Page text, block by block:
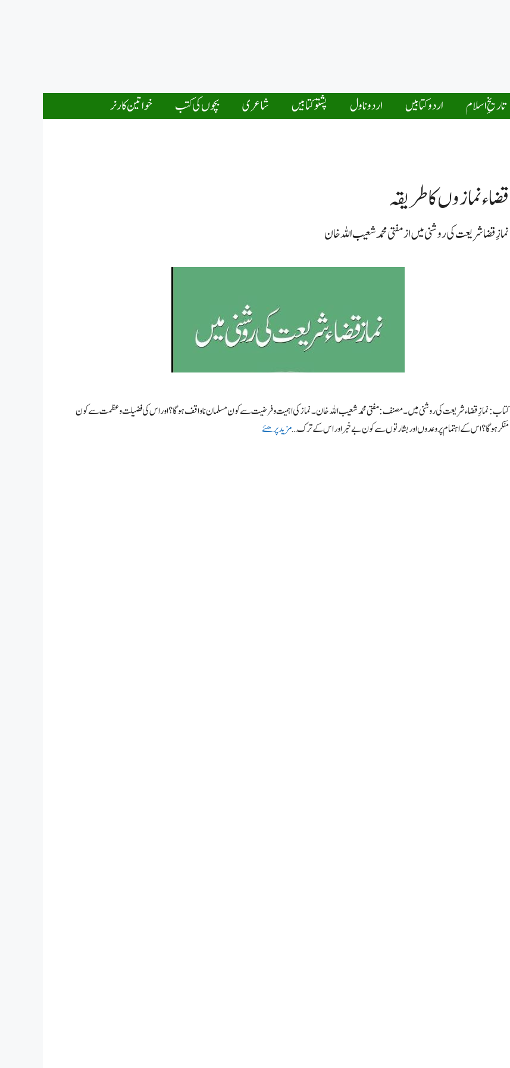
تاریخِ اسلام اردو کتابیں اردو ناول پشتو کتابیں شاعری بچوں کی کتب خواتین کارنر
قضاء نمازوں کا طریقہ
نمازِ قضا شریعت کی روشنی میں از مفتی محمد شعیب اللہ خان
کتاب : نمازِ قضاء شریعت کی روشنی میں۔ مصنف : مفتی محمد شعیب اللہ خان۔ نماز کی اہمیت و فرضیت سے کون مسلمان ناواقف ہوگا؟ اور اس کی فضیلت و عظمت سے کون
منکر ہوگا؟ اس کے اہتمام پر وعدوں اور بشارتوں سے کون بے خبر اور اس کے ترک …مزید پرھئے